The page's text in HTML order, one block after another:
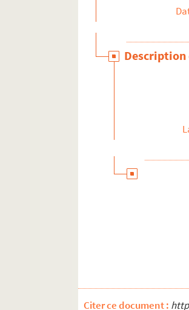
Description
Citer ce document :